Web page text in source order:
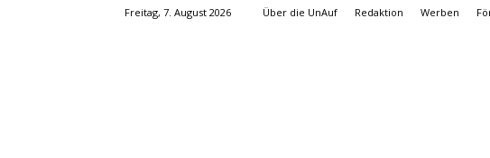
Freitag, 7. August 2026 Über die UnAuf Redaktion Werben